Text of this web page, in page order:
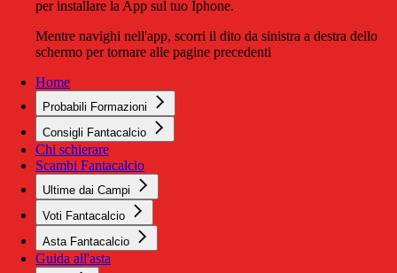
per installare la App sul tuo Iphone.
Mentre navighi nell'app, scorri il dito da sinistra a destra dello
schermo per tornare alle pagine precedenti
Home
Probabili Formazioni
Consigli Fantacalcio
Chi schierare
Scambi Fantacalcio
Ultime dai Campi
Voti Fantacalcio
Asta Fantacalcio
Guida all'asta